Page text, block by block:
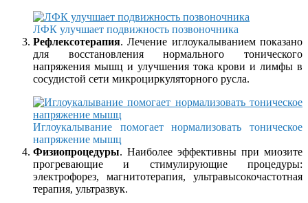
ЛФК улучшает подвижность позвоночника
Рефлексотерапия. Лечение иглоукалыванием показано
для восстановления нормального тонического
напряжения мышц и улучшения тока крови и лимфы в
сосудистой сети микроциркуляторного русла.
Иглоукалывание помогает нормализовать тоническое
напряжение мышц
Физиопроцедуры. Наиболее эффективны при миозите
прогревающие и стимулирующие процедуры:
электрофорез, магнитотерапия, ультравысокочастотная
терапия, ультразвук.